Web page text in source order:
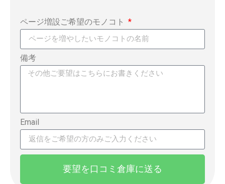
ページ増設ご希望のモノコト
備考
Email
要望を口コミ倉庫に送る